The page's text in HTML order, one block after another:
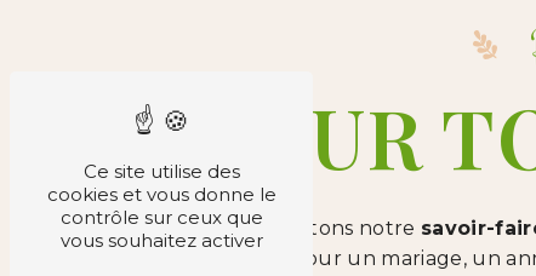
POUR
Nous mettons notre savoir-
pour un mariage, un
Ce site utilise des
cookies et vous donne le
contrôle sur ceux que
vous souhaitez activer